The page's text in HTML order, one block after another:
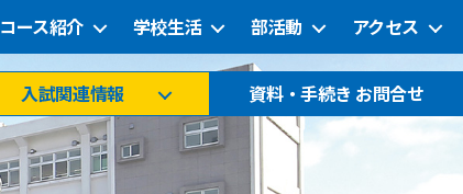
コース紹介 学校生活 部活動 アクセス
入試関連情報 資料・手続き お問合せ